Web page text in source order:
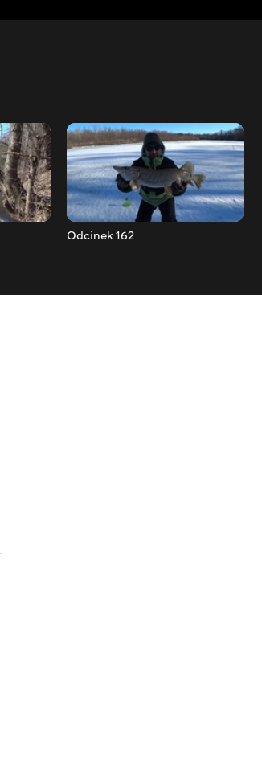
Odcinek 162